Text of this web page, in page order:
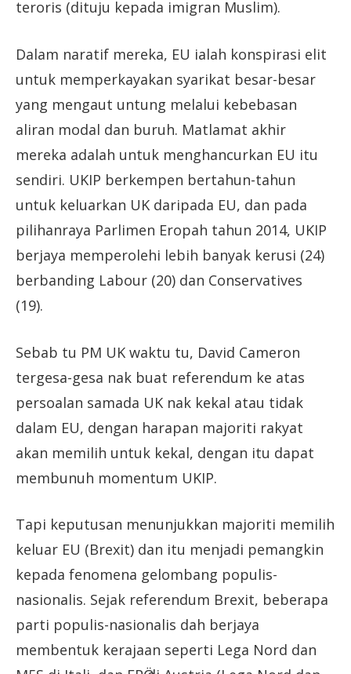
teroris (dituju kepada imigran Muslim).
Dalam naratif mereka, EU ialah konspirasi elit
untuk memperkayakan syarikat besar-besar
yang mengaut untung melalui kebebasan
aliran modal dan buruh. Matlamat akhir
mereka adalah untuk menghancurkan EU itu
sendiri. UKIP berkempen bertahun-tahun
untuk keluarkan UK daripada EU, dan pada
pilihanraya Parlimen Eropah tahun 2014, UKIP
berjaya memperolehi lebih banyak kerusi (24)
berbanding Labour (20) dan Conservatives
(19).
Sebab tu PM UK waktu tu, David Cameron
tergesa-gesa nak buat referendum ke atas
persoalan samada UK nak kekal atau tidak
dalam EU, dengan harapan majoriti rakyat
akan memilih untuk kekal, dengan itu dapat
membunuh momentum UKIP.
Tapi keputusan menunjukkan majoriti memilih
keluar EU (Brexit) dan itu menjadi pemangkin
kepada fenomena gelombang populis-
nasionalis. Sejak referendum Brexit, beberapa
parti populis-nasionalis dah berjaya
membentuk kerajaan seperti Lega Nord dan